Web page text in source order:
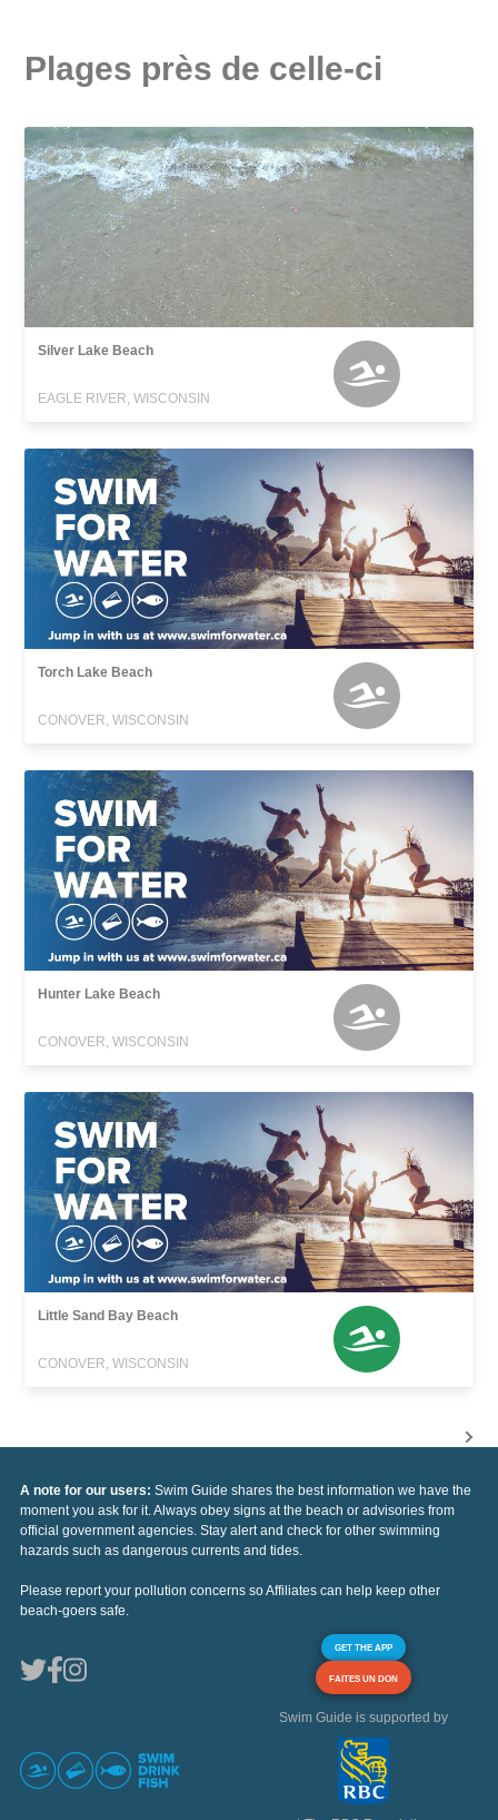
Plages près de celle-ci
Silver Lake Beach
EAGLE RIVER, WISCONSIN
Torch Lake Beach
CONOVER, WISCONSIN
Hunter Lake Beach
CONOVER, WISCONSIN
Little Sand Bay Beach
CONOVER, WISCONSIN
A note for our users: Swim Guide shares the best information we have the
moment you ask for it. Always obey signs at the beach or advisories from
official government agencies. Stay alert and check for other swimming
hazards such as dangerous currents and tides.
Please report your pollution concerns so Affiliates can help keep other
beach-goers safe.
GET THE APP
FAITES UN DON
Swim Guide is supported by